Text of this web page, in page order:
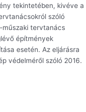
tekintetében, kivéve a
szóló
tervtanács
építmények
esetén. Az eljárásra
védelméről szóló 2016.